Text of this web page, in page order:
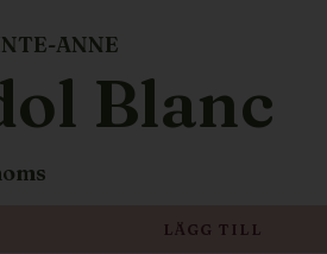
ANNE
Blanc
LÄGG TILL